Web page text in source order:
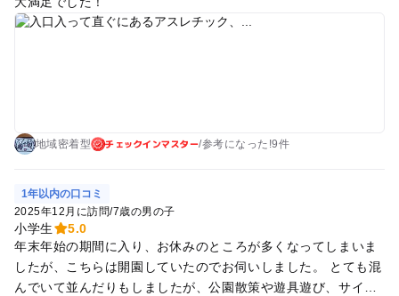
ってみたいです！
地域密着型 チェックインマスター/参考になった!9件
1年以内の口コミ
2025年12月に訪問/7歳の男の子
小学生
5.0
年末年始の期間に入り、お休みのところが多くなってしまいま
したが、こちらは開園していたのでお伺いしました。 とても混
んでいて並んだりもしましたが、公園散策や遊具遊び、サイク